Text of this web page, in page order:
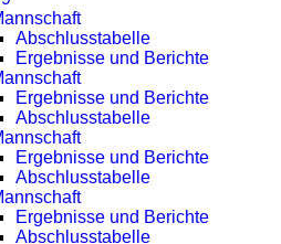
Abschlusstabelle
Ergebnisse und Berichte
Ergebnisse und Berichte
Abschlusstabelle
Ergebnisse und Berichte
Abschlusstabelle
Ergebnisse und Berichte
Abschlusstabelle